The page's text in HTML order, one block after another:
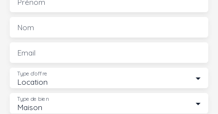
Nom
Email
Location
Type d'offre
Maison
Type de bien